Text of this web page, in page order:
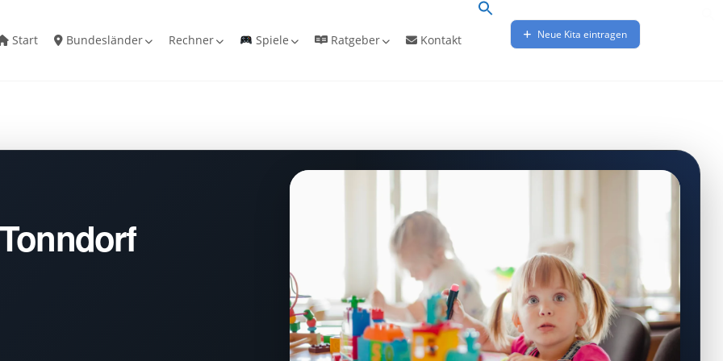
Start Bundesländer Rechner Spiele Ratgeber Kontakt Neue Kita eintragen